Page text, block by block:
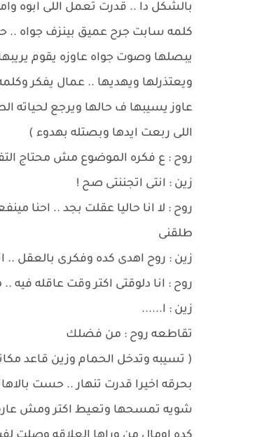
بالشكل دا .. قدرت تعمل اللى ابوه
كلمه سابت جرح عميق بينزف جواه
يبصلها وصوت جواه عاوزه يقوم
ويعتذرلها ويهديها .. عمال يفكر
عاوز يسيبها ف حالها ويرجع لحياته
اللى ربعت ايدها وبصتله بهدوء )
روح : ع فكره الموضوع مش محتاج
زين : انتى اتجننتى صح !
روح : لا انا حاليا عقلت بجد ..
طلقنى
زين : روح اهدى كده وفكرى بالعقل
روح : انا دلوقتى اكتر وقت عاقله
زين : ا......
تقاطعه روح : من فضلك
( تسيبه وتدخل الحمام وزين قاعد
بحرقه اخيرا قدرت تنهار .. حست
شويه تمسحها وتعيط اكتر ومش